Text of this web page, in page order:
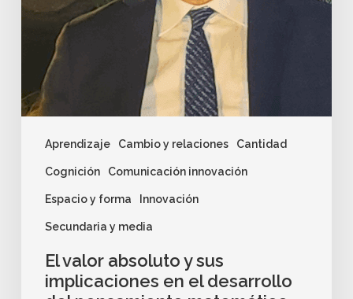
Aprendizaje Cambio y relaciones Cantidad
Cognición Comunicación innovación
Espacio y forma Innovación
Secundaria y media
El valor absoluto y sus
implicaciones en el desarrollo